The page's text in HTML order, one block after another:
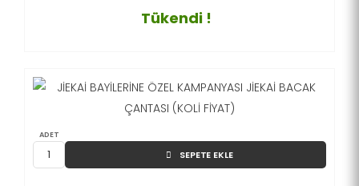
Tükendi !
ADET
SEPETE EKLE